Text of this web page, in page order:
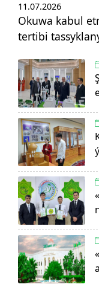
11.07.2026
Okuwa kabul
tertibi